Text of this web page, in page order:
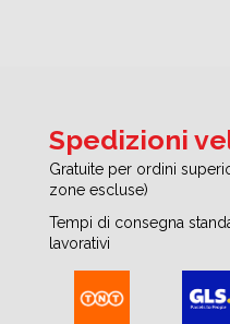
Spedizioni
Gratuite per ordini
zone escluse)
Tempi di consegna
lavorativi